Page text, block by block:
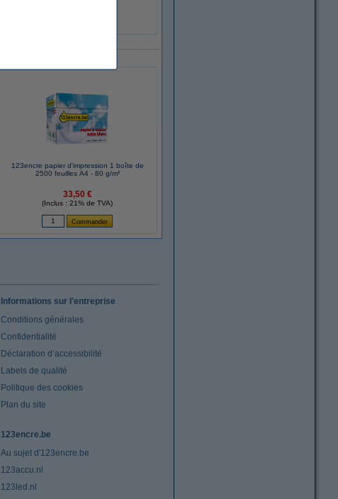
123encre papier d'impression 1 boîte de
2500 feuilles A4 - 80 g/m²
33,50 €
(Inclus : 21% de TVA)
Informations sur l'entreprise
Conditions générales
Confidentialité
Déclaration d’accessibilité
Labels de qualité
Politique des cookies
Plan du site
123encre.be
Au sujet d'123encre.be
123accu.nl
123led.nl